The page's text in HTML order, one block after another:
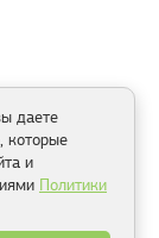
даете
которые
и
Политики